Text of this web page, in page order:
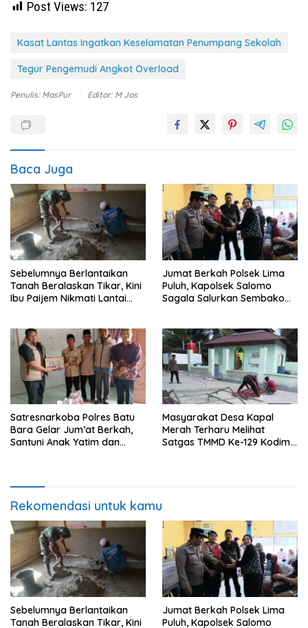
Post Views: 127
Kasat Lantas Ingatkan Keselamatan Penumpang Sekolah
Tegur Pengemudi Angkot Overload
Penulis: MasPur Editor: M Jos
Baca Juga
Sebelumnya Berlantaikan
Tanah Beralaskan Tikar, Kini
Ibu Paijem Nikmati Lantai
0208/Asahan
Jumat Berkah Polsek Lima
Puluh, Kapolsek Salomo
Sagala Salurkan Sembako
Satresnarkoba Polres Batu
Bara Gelar Jum’at Berkah,
Santuni Anak Yatim dan
Masyarakat Desa Kapal
Merah Terharu Melihat
Satgas TMMD Ke-129 Kodim
Rekomendasi untuk kamu
Sebelumnya Berlantaikan
Tanah Beralaskan Tikar, Kini
Jumat Berkah Polsek Lima
Puluh, Kapolsek Salomo